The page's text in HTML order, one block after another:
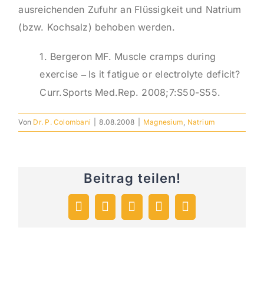
ausreichenden Zufuhr an Flüssigkeit und Natrium
(bzw. Kochsalz) behoben werden.
1. Bergeron MF. Muscle cramps during
exercise – Is it fatigue or electrolyte deficit?
Curr.Sports Med.Rep. 2008;7:S50-S55.
Von Dr. P. Colombani 8.08.2008 Magnesium, Natrium
Beitrag teilen!
Facebook
X LinkedInWhatsApp
E-